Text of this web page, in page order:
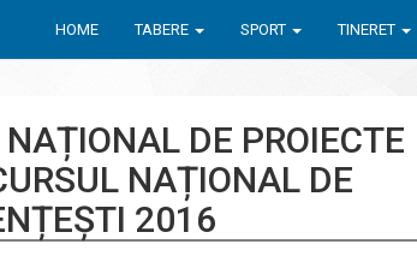
HOME TABERE SPORT TINERET
DE PROIECTE
NAȚIONAL DE
2016